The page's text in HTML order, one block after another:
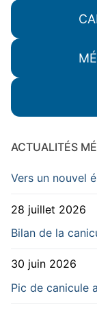
ACTUALITÉS
Vers un nouvel
28 juillet 2026
Bilan de la
30 juin 2026
Pic de canicule